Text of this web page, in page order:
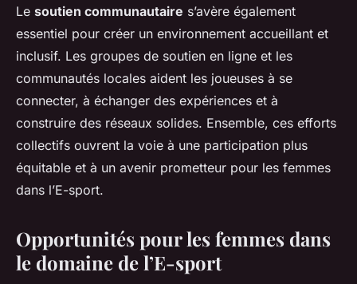
Le soutien communautaire s’avère également
essentiel pour créer un environnement accueillant et
inclusif. Les groupes de soutien en ligne et les
communautés locales aident les joueuses à se
connecter, à échanger des expériences et à
construire des réseaux solides. Ensemble, ces efforts
collectifs ouvrent la voie à une participation plus
équitable et à un avenir prometteur pour les femmes
dans l’E-sport.
Opportunités pour les femmes dans
le domaine de l’E-sport